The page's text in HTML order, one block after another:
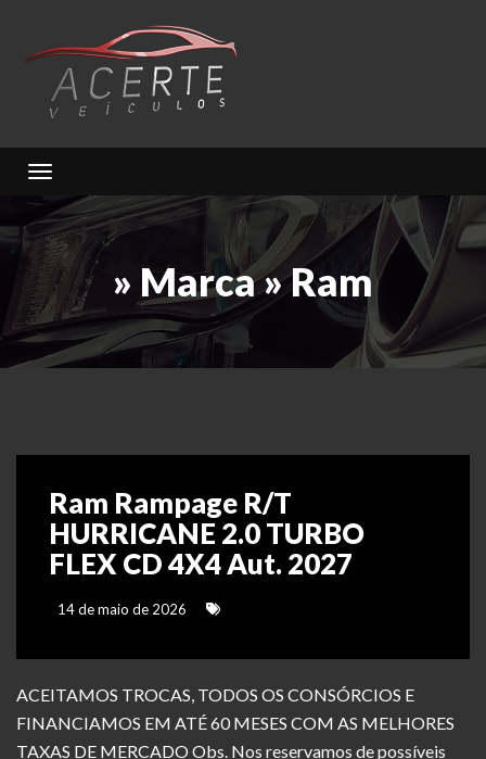
Toggle navigation
» Marca » Ram
Ram Rampage R/T
HURRICANE 2.0 TURBO
FLEX CD 4X4 Aut. 2027
14 de maio de 2026
ACEITAMOS TROCAS, TODOS OS CONSÓRCIOS E
FINANCIAMOS EM ATÉ 60 MESES COM AS MELHORES
TAXAS DE MERCADO Obs. Nos reservamos de possíveis